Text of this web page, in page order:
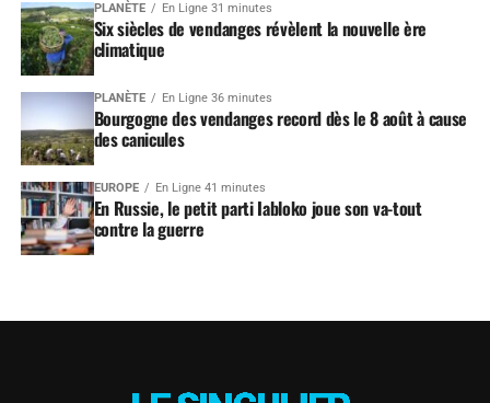
PLANÈTE En Ligne 31 minutes
Six siècles de vendanges révèlent la nouvelle ère
climatique
PLANÈTE En Ligne 36 minutes
Bourgogne des vendanges record dès le 8 août à cause
des canicules
EUROPE En Ligne 41 minutes
En Russie, le petit parti Iabloko joue son va-tout
contre la guerre